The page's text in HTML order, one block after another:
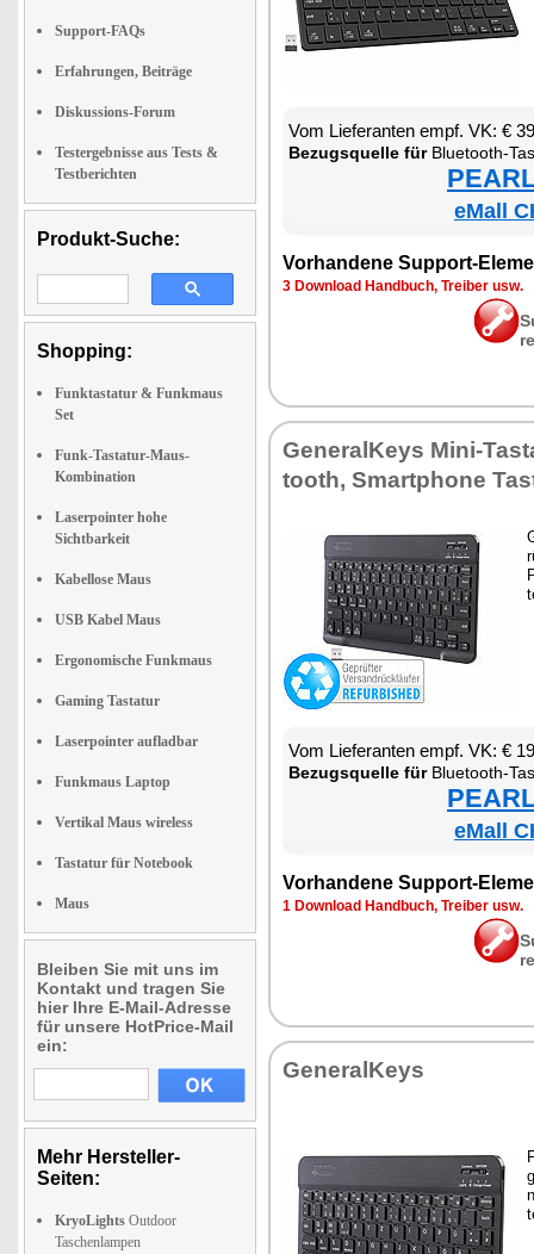
Support-FAQs
Erfahrungen, Beiträge
Diskussions-Forum
Testergebnisse aus Tests &
Testberichten
Produkt-Suche:
Shopping:
Funktastatur & Funkmaus
Set
Funk-Tastatur-Maus-
Kombination
Laserpointer hohe
Sichtbarkeit
Kabellose Maus
USB Kabel Maus
Ergonomische Funkmaus
Gaming Tastatur
Laserpointer aufladbar
Funkmaus Laptop
Vertikal Maus wireless
Tastatur für Notebook
Maus
Bleiben Sie mit uns im
Kontakt und tragen Sie
hier Ihre E-Mail-Adresse
für unsere HotPrice-Mail
ein:
Mehr Hersteller-
Seiten:
KryoLights Outdoor
Taschenlampen
Vom Lie­fe­ran­ten empf. VK: €
Be­zugs­quel­le fürBlue­tooth-
eMall
Vor­han­de­ne Sup­port-
3 Down­load Hand­buch, Trei­ber usw.
Ge­ne­ral­Keys Mi­ni-
tooth, Smart­pho­ne
Vom Lie­fe­ran­ten empf. VK: €
Be­zugs­quel­le fürBlue­tooth-
eMall
Vor­han­de­ne Sup­port-
1 Down­load Hand­buch, Trei­ber usw.
Ge­ne­ral­Keys